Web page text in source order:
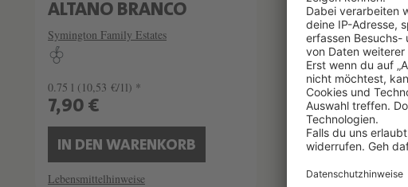
ALTANO BRANCO
Symington Family Estates
0.75 l (10,53 €/1l) *
7,90 €
IN DEN WARENKORB
Lebensmittelhinweise